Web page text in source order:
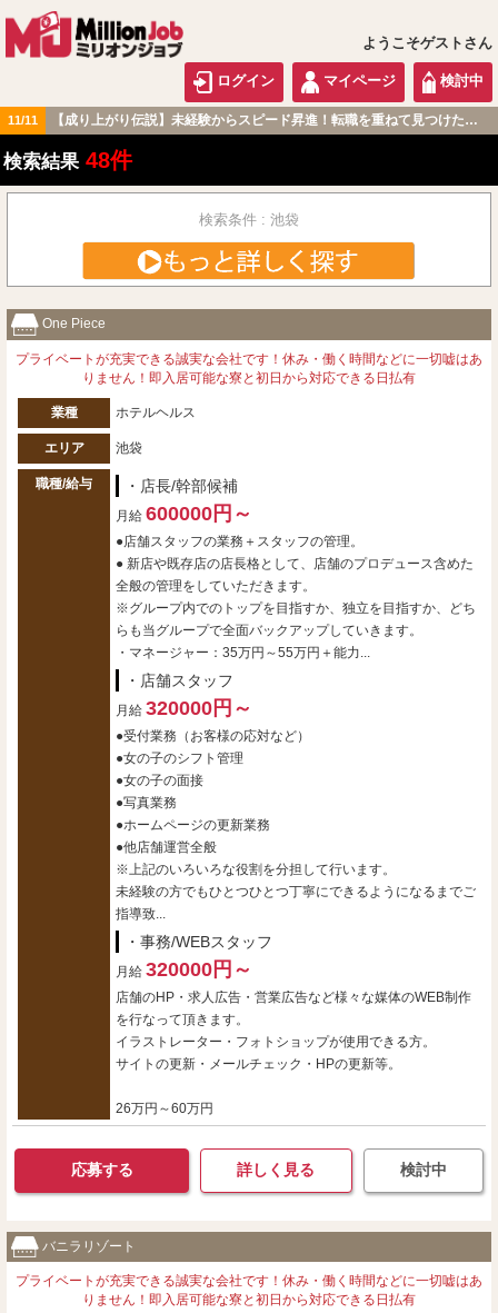
ようこそゲストさん
ログイン マイページ 検討中
11/11 【成り上がり伝説】未経験からスピード昇進！転職を重ねて見つけた『本当に働きやすい職場』とは？
関東版
検索結果 48件
検索条件 : 池袋
One Piece
プライベートが充実できる誠実な会社です！休み・働く時間などに一切嘘はあ
りません！即入居可能な寮と初日から対応できる日払有
業種 ホテルヘルス
エリア 池袋
職種/給与 ・店長/幹部候補
月給 600000円～
●店舗スタッフの業務＋スタッフの管理。
● 新店や既存店の店長格として、店舗のプロデュース含めた
全般の管理をしていただきます。
※グループ内でのトップを目指すか、独立を目指すか、どち
らも当グループで全面バックアップしていきます。
・マネージャー：35万円～55万円＋能力...
・店舗スタッフ
月給 320000円～
●受付業務（お客様の応対など）
●女の子のシフト管理
●女の子の面接
●写真業務
●ホームページの更新業務
●他店舗運営全般
※上記のいろいろな役割を分担して行います。
未経験の方でもひとつひとつ丁寧にできるようになるまでご
指導致...
・事務/WEBスタッフ
月給 320000円～
店舗のHP・求人広告・営業広告など様々な媒体のWEB制作
を行なって頂きます。
イラストレーター・フォトショップが使用できる方。
サイトの更新・メールチェック・HPの更新等。
26万円～60万円
応募する 詳しく見る 検討中
バニラリゾート
プライベートが充実できる誠実な会社です！休み・働く時間などに一切嘘はあ
りません！即入居可能な寮と初日から対応できる日払有